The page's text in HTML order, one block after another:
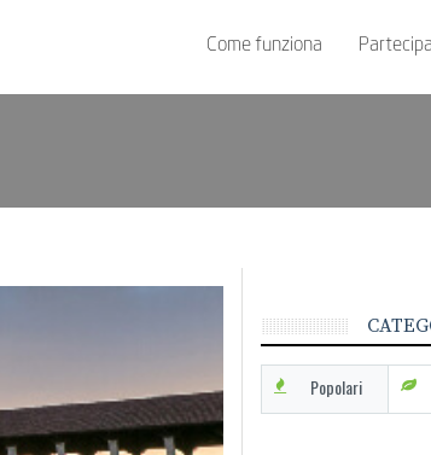
Come funziona Partecipa
Popolari